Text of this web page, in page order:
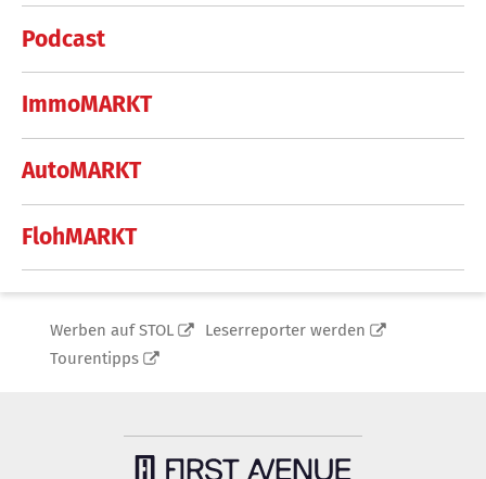
Podcast
ImmoMARKT
AutoMARKT
FlohMARKT
Werben auf STOL
Leserreporter werden
Tourentipps